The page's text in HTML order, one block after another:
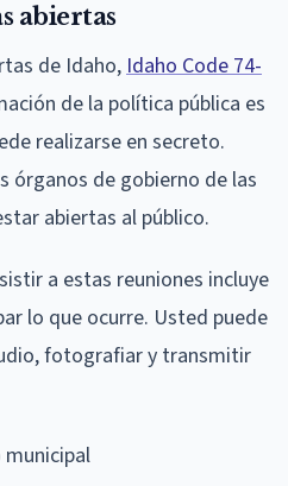
abiertas
de Idaho, Idaho Code 74-
de la política pública es
realizarse en secreto.
órganos de gobierno de las
abiertas al público.
a estas reuniones incluye
lo que ocurre. Usted puede
fotografiar y transmitir
municipal